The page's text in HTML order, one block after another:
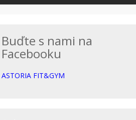
Buďte s nami na
Facebooku
ASTORIA FIT&GYM